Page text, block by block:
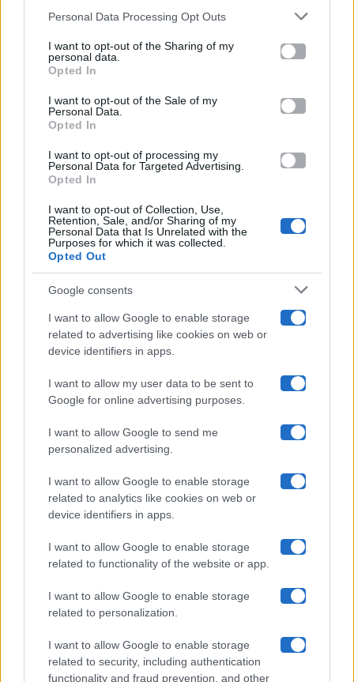
This information may also be disclosed by us to third parties
disclose it to other third parties.
Please note that this website/app uses one or more Google
services and may gather and store information including but
not limited to your visit or usage behaviour. You may click to
grant or deny consent to Google and its third-party tags to
consent section.
Personal Data Processing Opt Outs
I want to opt-out of the Sharing of my
personal data.
Opted In
I want to opt-out of the Sale of my
Personal Data.
Opted In
I want to opt-out of processing my
Personal Data for Targeted Advertising.
Opted In
I want to opt-out of Collection, Use,
Retention, Sale, and/or Sharing of my
Personal Data that Is Unrelated with the
Purposes for which it was collected.
Opted Out
Google consents
I want to allow Google to enable storage
related to advertising like cookies on web or
device identifiers in apps.
I want to allow my user data to be sent to
Google for online advertising purposes.
I want to allow Google to send me
personalized advertising.
I want to allow Google to enable storage
related to analytics like cookies on web or
device identifiers in apps.
I want to allow Google to enable storage
related to functionality of the website or app.
I want to allow Google to enable storage
related to personalization.
I want to allow Google to enable storage
related to security, including authentication
functionality and fraud prevention, and other
Gossip
Televisione
Programmi TV
Amici
Ballando Con Le Stelle
Grande Fratello
Isola Dei Famosi
Uomini E Donne
Maste S.r.l.
Chi siamo
Collabora con noi
Contatti
Privacy Policy
Cookie Policy